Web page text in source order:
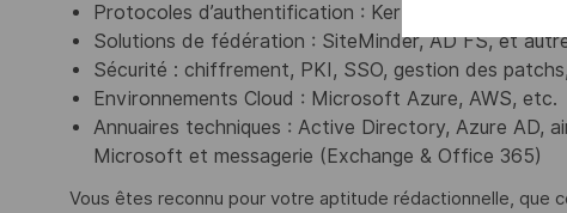
Protocoles d’authentification : Kerberos, SAML,
Solutions de fédération : SiteMinder, AD FS, et
Sécurité : chiffrement, PKI, SSO, gestion des
Environnements Cloud : Microsoft Azure, AWS, etc.
Annuaires techniques : Active Directory, Azure AD,
Microsoft et messagerie (Exchange & Office 365)
Vous êtes reconnu pour votre aptitude rédactionnelle, que